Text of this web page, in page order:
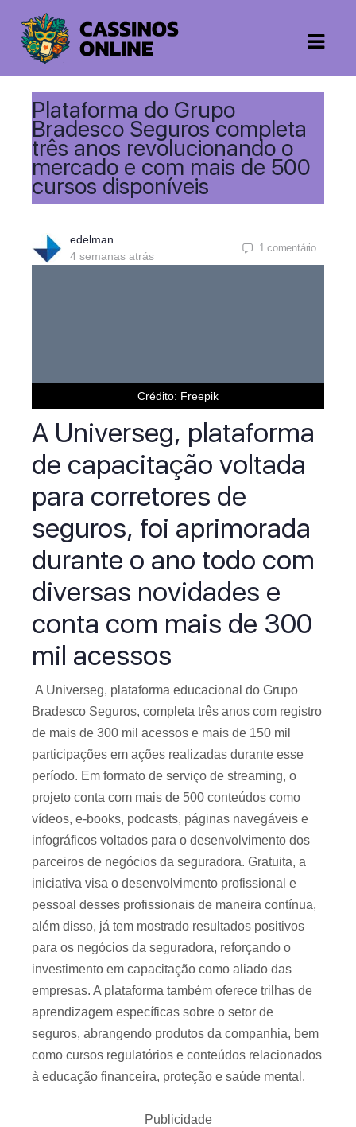
Plataforma do Grupo
Bradesco Seguros completa
três anos revolucionando o
mercado e com mais de 500
cursos disponíveis
edelman
4 semanas atrás
1comentário
Crédito: Freepik
A Universeg, plataforma
de capacitação voltada
para corretores de
seguros, foi aprimorada
durante o ano todo com
diversas novidades e
conta com mais de 300
mil acessos
A Universeg, plataforma educacional do Grupo
Bradesco Seguros, completa três anos com registro
de mais de 300 mil acessos e mais de 150 mil
participações em ações realizadas durante esse
período. Em formato de serviço de streaming, o
projeto conta com mais de 500 conteúdos como
vídeos, e-books, podcasts, páginas navegáveis e
infográficos voltados para o desenvolvimento dos
parceiros de negócios da seguradora. Gratuita, a
iniciativa visa o desenvolvimento profissional e
pessoal desses profissionais de maneira contínua,
além disso, já tem mostrado resultados positivos
para os negócios da seguradora, reforçando o
investimento em capacitação como aliado das
empresas. A plataforma também oferece trilhas de
aprendizagem específicas sobre o setor de
seguros, abrangendo produtos da companhia, bem
como cursos regulatórios e conteúdos relacionados
à educação financeira, proteção e saúde mental.
Publicidade